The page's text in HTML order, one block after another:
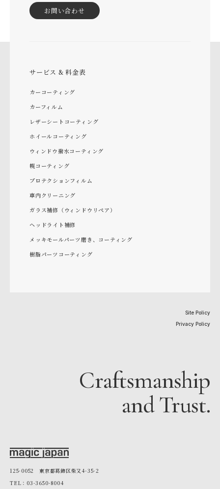
お問い合わせ
サービス & 料金表
カーコーティング
カーフィルム
レザーシートコーティング
ホイールコーティング
ウィンドウ撥水コーティング
幌コーティング
プロテクションフィルム
車内クリーニング
ガラス補修（ウィンドウリペア）
ヘッドライト補修
メッキモールパーツ磨き、コーティング
樹脂パーツコーティング
Site Policy
Privacy Policy
Craftsmanship
and Trust.
125-0052 東京都葛飾区柴又4-35-2
TEL：03-3650-8004